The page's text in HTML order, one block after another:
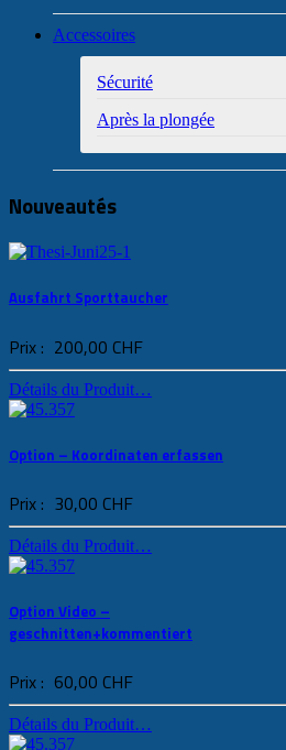
Accessoires
Sécurité
Après la plongée
Nouveautés
Ausfahrt Sporttaucher
Prix : 200,00 CHF
Détails du Produit…
Option – Koordinaten erfassen
Prix : 30,00 CHF
Détails du Produit…
Option Video –
geschnitten+kommentiert
Prix : 60,00 CHF
Détails du Produit…